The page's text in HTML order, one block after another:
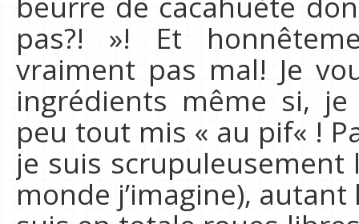
pas?! »! Et
vraiment pas mal! Je
ingrédients même si, je
peu tout mis « au pif« !
je suis
monde j’imagine),